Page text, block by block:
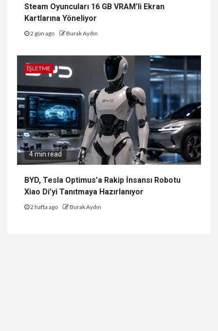
Steam Oyuncuları 16 GB VRAM’li Ekran
Kartlarına Yöneliyor
2 gün ago Burak Aydın
İŞLETME
4 min read
BYD, Tesla Optimus’a Rakip İnsansı Robotu
Xiao Di’yi Tanıtmaya Hazırlanıyor
2 hafta ago Burak Aydın